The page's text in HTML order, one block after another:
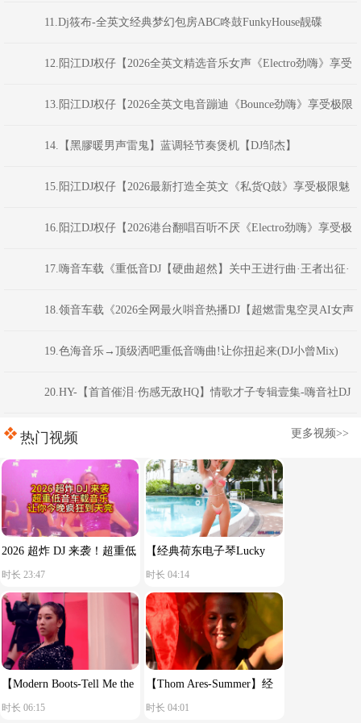
极限魅力车载大碟】
11.Dj筱布-全英文经典梦幻包房ABC咚鼓FunkyHouse靓碟
12.阳江DJ权仔【2026全英文精选音乐女声《Electro劲嗨》享受
极限魅力车载大碟】
13.阳江DJ权仔【2026全英文电音蹦迪《Bounce劲嗨》享受极限
魅力车载大碟】14.【黑膠暖男声雷鬼】蓝调轻节奏煲机【DJ邹杰】
15.阳江DJ权仔【2026最新打造全英文《私货Q鼓》享受极限魅
力车载大碟】16.阳江DJ权仔【2026港台翻唱百听不厌《Electro劲嗨》享受极
限魅力车载大碟】
17.嗨音车载《重低音DJ【硬曲超然】关中王进行曲·王者出征·
慢到快开车不犯困英文串烧》 河南Dj彦航
18.领音车载《2026全网最火唞音热播DJ【超燃雷鬼空灵AI女声
电音超长版】动感节奏弹跳重低音》(Dj音少Mix)
19.色海音乐→顶级洒吧重低音嗨曲!让你扭起来(DJ小曾Mix)
20.HY-【首首催泪·伤感无敌HQ】情歌才子专辑壹集-嗨音社DJ
彦航热门视频 更多视频>>
2026 超炸 DJ 来袭！超重低
音车载音乐，让你今晚疯狂
到天亮！
时长 23:47
【经典荷东电子琴Lucky
star】舒服节奏
时长 04:14
【Modern Boots-Tell Me the
Reason You Said Goodbye】
时长 06:15
【Thom Ares-Summer】经
典荷东电音
时长 04:01